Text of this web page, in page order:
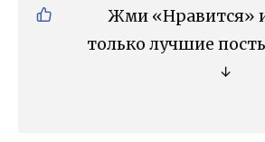
Жми «Нравится»
только лучшие
↓